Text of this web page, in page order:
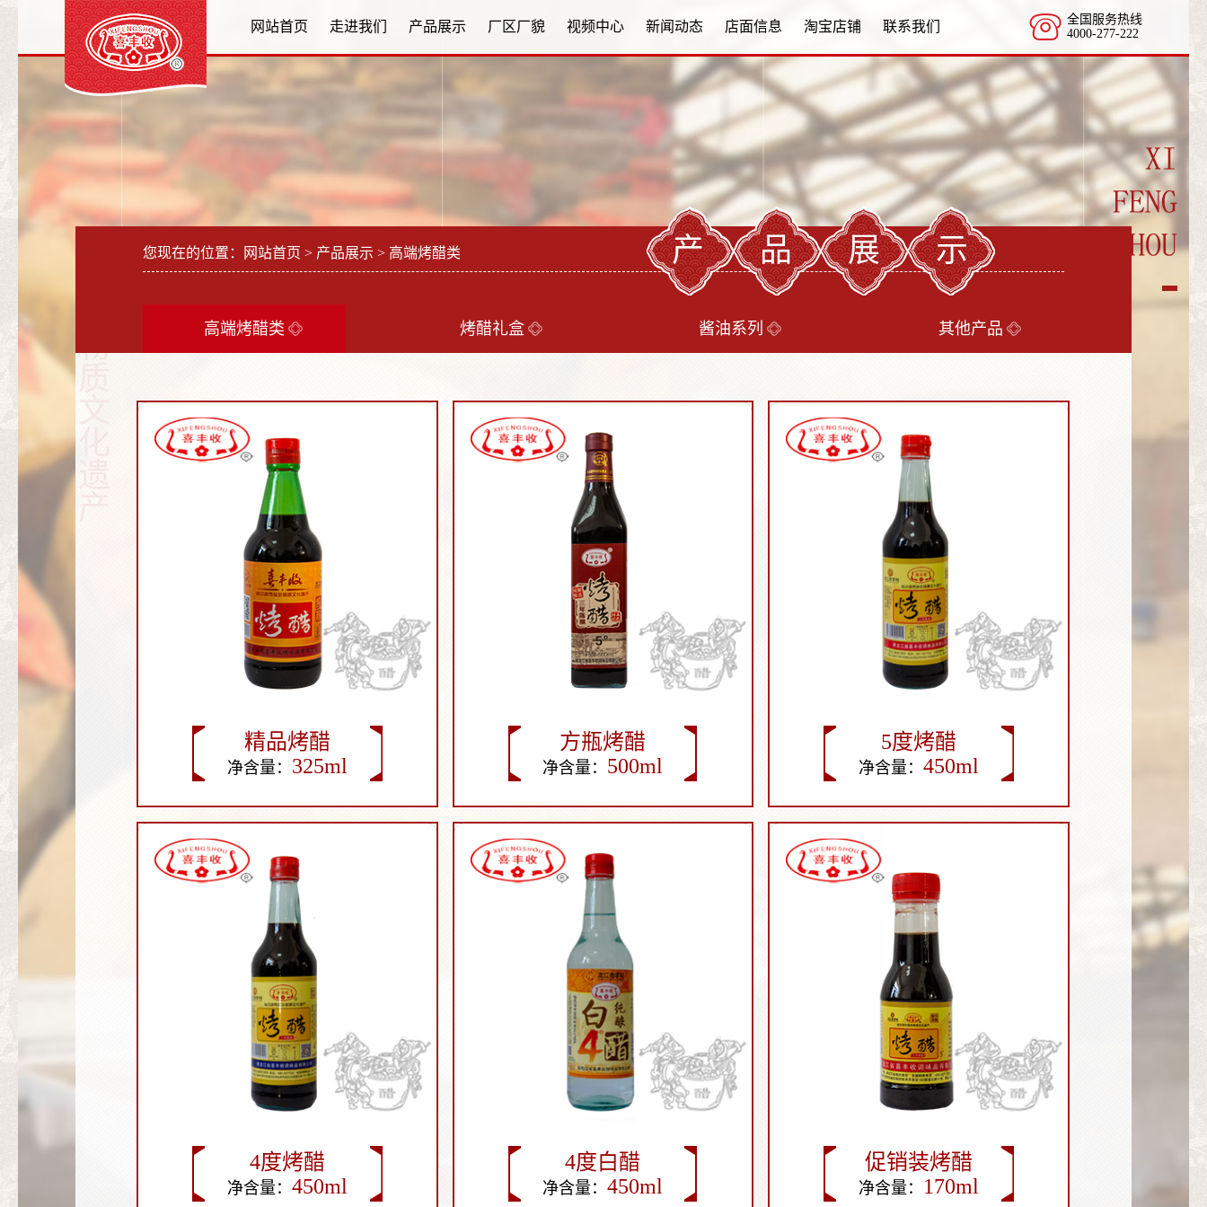
网站首页 走进我们 产品展示 厂区厂貌 视频中心 新闻动态 店面信息 淘宝店铺 联系我们
全国服务热线
4000-277-222
物
文
化
遗
产品展示
您现在的位置： 网站首页 > 产品展示 > 高端烤醋类
高端烤醋类 烤醋礼盒 酱油系列 其他产品
精品烤醋
净含量： 325ml
325ml
方瓶烤醋
净含量： 500ml
500ml
5度烤醋
净含量：450ml
450ml
4度烤醋
净含量： 450ml
4度白醋
净含量：450ml
促销装烤醋
净含量： 170ml